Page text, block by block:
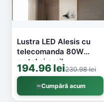
Lustra LED Alesis cu
telecomanda 80W
metal si acril
3000K/4000K/6000K
alb cu negru LL191
194.96 lei230.98 lei
Cumpără acum